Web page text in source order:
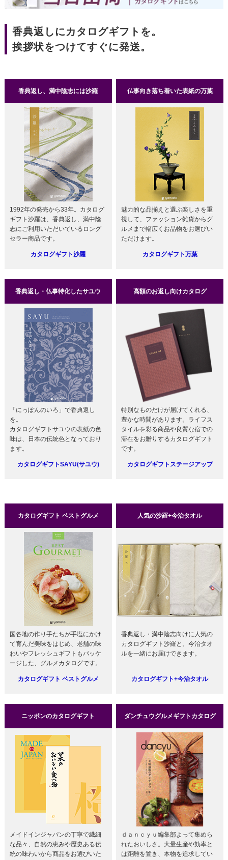
香典返しにカタログギフトを。
挨拶状をつけてすぐに発送。
香典返し、満中陰志には沙羅
1992年の発売から33年。カタログ
ギフト沙羅は、香典返し、満中陰
志にご利用いただいているロング
セラー商品です。
カタログギフト沙羅
仏事向き落ち着いた表紙の万葉
魅力的な品揃えと選ぶ楽しさを重
視して、ファッション雑貨からグ
ルメまで幅広くお品物をお選びい
ただけます。
カタログギフト万葉
香典返し・仏事特化したサユウ
「にっぽんのいろ」で香典返し
を。
カタログギフトサユウの表紙の色
味は、日本の伝統色となっており
ます。
カタログギフトSAYU(サユウ)
高額のお返し向けカタログ
特別なものだけが届けてくれる、
豊かな時間があります。ライフス
タイルを彩る商品や良質な宿での
滞在をお贈りするカタログギフト
です。
カタログギフトステージアップ
カタログギフト ベストグルメ
国各地の作り手たちが手塩にかけ
て育んだ美味をはじめ、老舗の味
わいやフレッシュギフトもパッケ
ージした、グルメカタログです。
カタログギフト ベストグルメ
人気の沙羅+今治タオル
香典返し・満中陰志向けに人気の
カタログギフト沙羅と、今治タオ
ルを一緒にお届けできます。
カタログギフト+今治タオル
ニッポンのカタログギフト
メイドインジャパンの丁寧で繊細
な品々、自然の恵みや歴史ある伝
統の味わいから商品をお選びいた
ダンチュウグルメギフトカタログ
ｄａｎｃｙｕ編集部よって集めら
れたおいしさ。大量生産や効率と
は距離を置き、本物を追求してい